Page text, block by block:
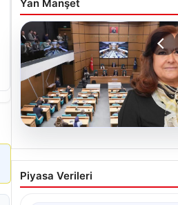
Yan Manşet
Üsküdar Belediyesi’nde
başkanvekili Sibel Tan
Piyasa Verileri